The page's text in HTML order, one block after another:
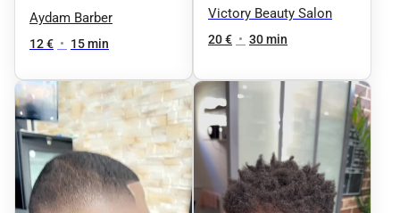
fil
Aydam Barber
12 € • 15 min
Victory Beauty Salon
20 € • 30 min